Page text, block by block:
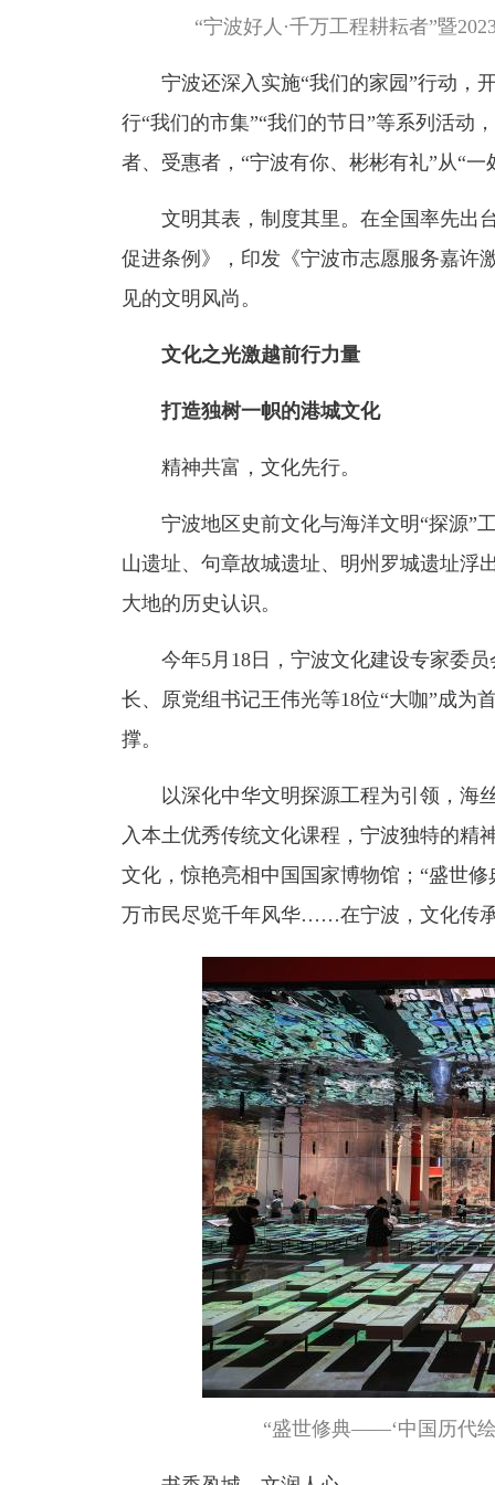
“宁波好人·千万工程耕耘者”暨
宁波还深入实施“我们的家园”行动，开
行“我们的市集”“我们的节日”等系列活动
者、受惠者，“宁波有你、彬彬有礼”从“一
文明其表，制度其里。在全国率先出
促进条例》，印发《宁波市志愿服务嘉
见的文明风尚。
文化之光激越前行力量
打造独树一帜的港城文化
精神共富，文化先行。
宁波地区史前文化与海洋文明“探源”
山遗址、句章故城遗址、明州罗城遗址浮
大地的历史认识。
今年5月18日，宁波文化建设专家委员
长、原党组书记王伟光等18位“大咖”成为
撑。
以深化中华文明探源工程为引领，海
入本土优秀传统文化课程，宁波独特的精
文化，惊艳亮相中国国家博物馆；“盛世
万市民尽览千年风华……在宁波，文化传
“盛世修典——‘中国历代